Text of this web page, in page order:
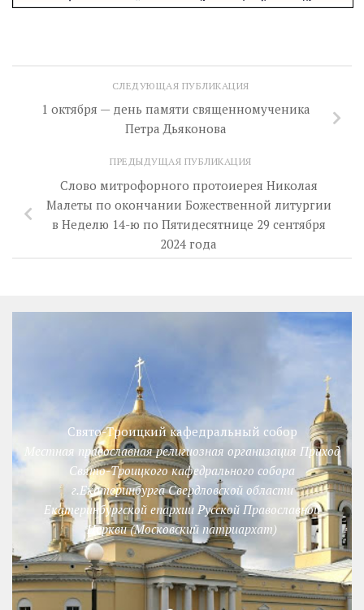
СЛЕДУЮЩАЯ ПУБЛИКАЦИЯ
1 октября — день памяти священномученика
Петра Дьяконова
ПРЕДЫДУЩАЯ ПУБЛИКАЦИЯ
Слово митрофорного протоиерея Николая
Малеты по окончании Божественной литургии
в Неделю 14-ю по Пятидесятнице 29 сентября
2024 года
Свято-Троицкий кафедральный собор
Местная православная религиозная организация Приход
Свято-Троицкого кафедрального собора
г.Екатеринбурга Свердловской области
Екатеринбургской епархии Русской Православной
Церкви (Московский патриархат)